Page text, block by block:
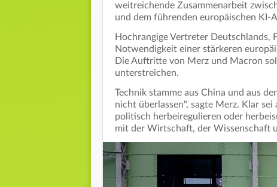
weitreichende Zusammenarbeit
und dem führenden europäischen KI-
Hochrangige Vertreter Deutschlands,
Notwendigkeit einer stärkeren
Die Auftritte von Merz und Macron
unterstreichen.
Technik stamme aus China und aus
nicht überlassen", sagte Merz. Klar
politisch herbeiregulieren oder
mit der Wirtschaft, der Wissenschaft